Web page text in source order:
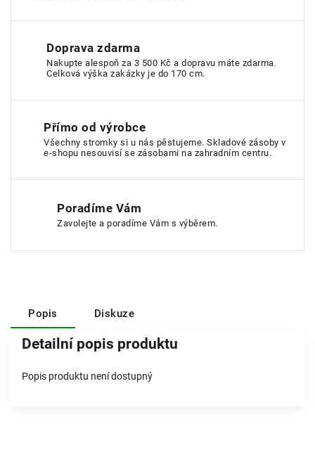
Doprava zdarma
Nakupte alespoň za 3 500 Kč a dopravu máte zdarma.
Celková výška zakázky je do 170 cm.
Přímo od výrobce
Všechny stromky si u nás pěstujeme. Skladové zásoby v
e-shopu nesouvisí se zásobami na zahradním centru.
Poradíme Vám
Zavolejte a poradíme Vám s výběrem.
Popis Diskuze
Detailní popis produktu
Popis produktu není dostupný